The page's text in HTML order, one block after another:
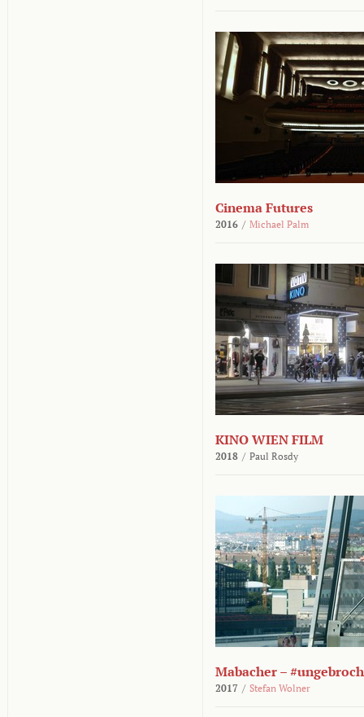
Cinema Futures
2016 / Michael Palm
KINO WIEN FILM
2018 / Paul Rosdy
Mabacher –
2017 / Stefan Wolner